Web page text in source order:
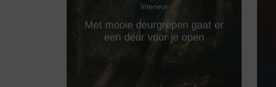
Interieur
Met mooie deurgrepen gaat er
een deur voor je open